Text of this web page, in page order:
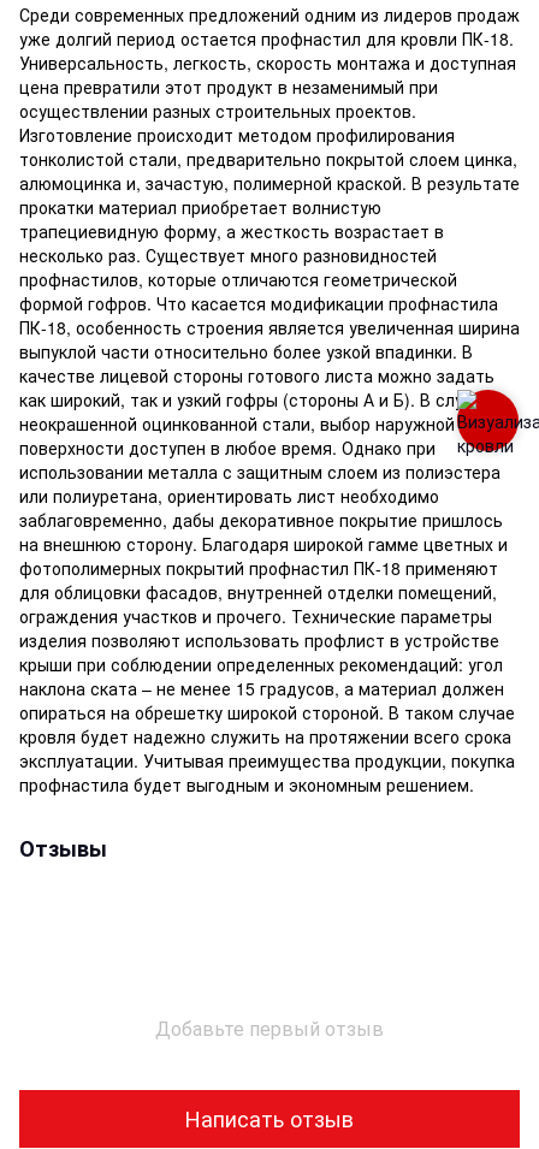
Среди современных предложений одним из лидеров продаж
уже долгий период остается профнастил для кровли ПК-18.
Универсальность, легкость, скорость монтажа и доступная
цена превратили этот продукт в незаменимый при
осуществлении разных строительных проектов.
Изготовление происходит методом профилирования
тонколистой стали, предварительно покрытой слоем цинка,
алюмоцинка и, зачастую, полимерной краской. В результате
прокатки материал приобретает волнистую
трапециевидную форму, а жесткость возрастает в
несколько раз. Существует много разновидностей
профнастилов, которые отличаются геометрической
формой гофров. Что касается модификации профнастила
ПК-18, особенность строения является увеличенная ширина
выпуклой части относительно более узкой впадинки. В
качестве лицевой стороны готового листа можно задать
как широкий, так и узкий гофры (стороны А и Б). В случае
неокрашенной оцинкованной стали, выбор наружной
поверхности доступен в любое время. Однако при
использовании металла с защитным слоем из полиэстера
или полиуретана, ориентировать лист необходимо
заблаговременно, дабы декоративное покрытие пришлось
на внешнюю сторону. Благодаря широкой гамме цветных и
фотополимерных покрытий профнастил ПК-18 применяют
для облицовки фасадов, внутренней отделки помещений,
ограждения участков и прочего. Технические параметры
изделия позволяют использовать профлист в устройстве
крыши при соблюдении определенных рекомендаций: угол
наклона ската – не менее 15 градусов, а материал должен
опираться на обрешетку широкой стороной. В таком случае
кровля будет надежно служить на протяжении всего срока
эксплуатации. Учитывая преимущества продукции, покупка
профнастила будет выгодным и экономным решением.
Отзывы
Добавьте первый отзыв
Написать отзыв